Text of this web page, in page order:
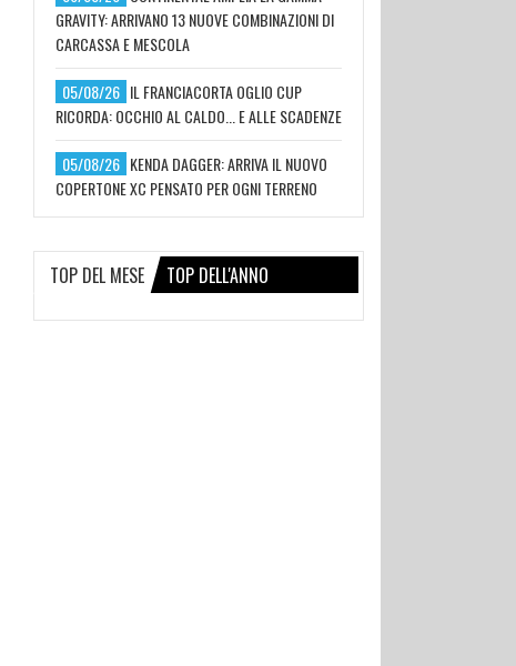
GRAVITY: ARRIVANO 13 NUOVE COMBINAZIONI DI
CARCASSA E MESCOLA
05/08/26 IL FRANCIACORTA OGLIO CUP
RICORDA: OCCHIO AL CALDO... E ALLE SCADENZE
05/08/26 KENDA DAGGER: ARRIVA IL NUOVO
COPERTONE XC PENSATO PER OGNI TERRENO
TOP DEL MESE TOP DELL'ANNO